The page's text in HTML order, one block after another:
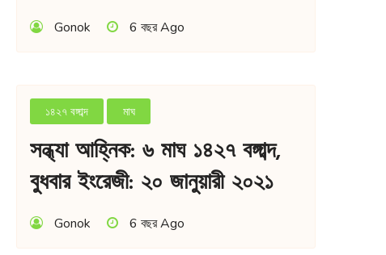
Gonok 6 বছর Ago
১৪২৭ বঙ্গাব্দ মাঘ
সন্ধ্যা আহ্নিক: ৬ মাঘ ১৪২৭ বঙ্গাব্দ,
বুধবার ইংরেজী: ২০ জানুয়ারী ২০২১
Gonok 6 বছর Ago